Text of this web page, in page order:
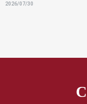
2026/07/30